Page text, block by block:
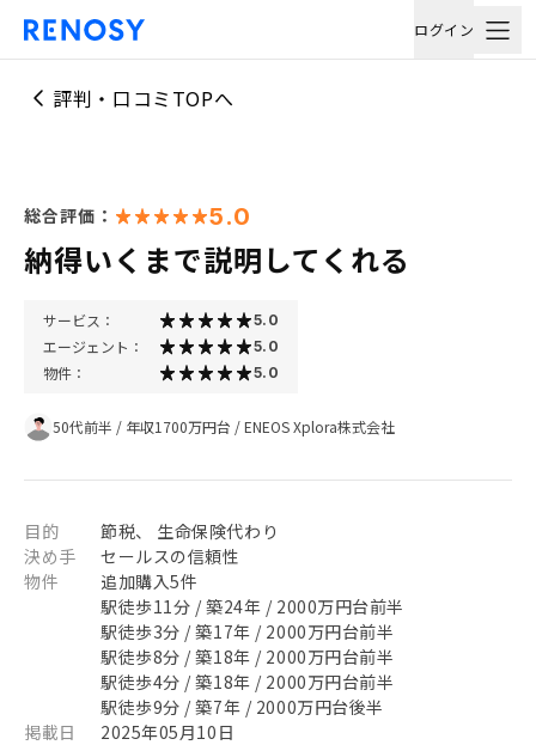
ログイン
評判・口コミTOPへ
総合評価： 5.0
納得いくまで説明してくれる
サービス： 5.0
エージェント： 5.0
物件： 5.0
50代前半 / 年収1700万円台 /ENEOS Xplora株式会社
目的
節税、 生命保険代わり
決め手
セールスの信頼性
物件
追加購入5件
駅徒歩11分 / 築24年 / 2000万円台前半
駅徒歩3分 / 築17年 / 2000万円台前半
駅徒歩8分 / 築18年 / 2000万円台前半
駅徒歩4分 / 築18年 / 2000万円台前半
駅徒歩9分 / 築7年 / 2000万円台後半
掲載日
2025年05月10日